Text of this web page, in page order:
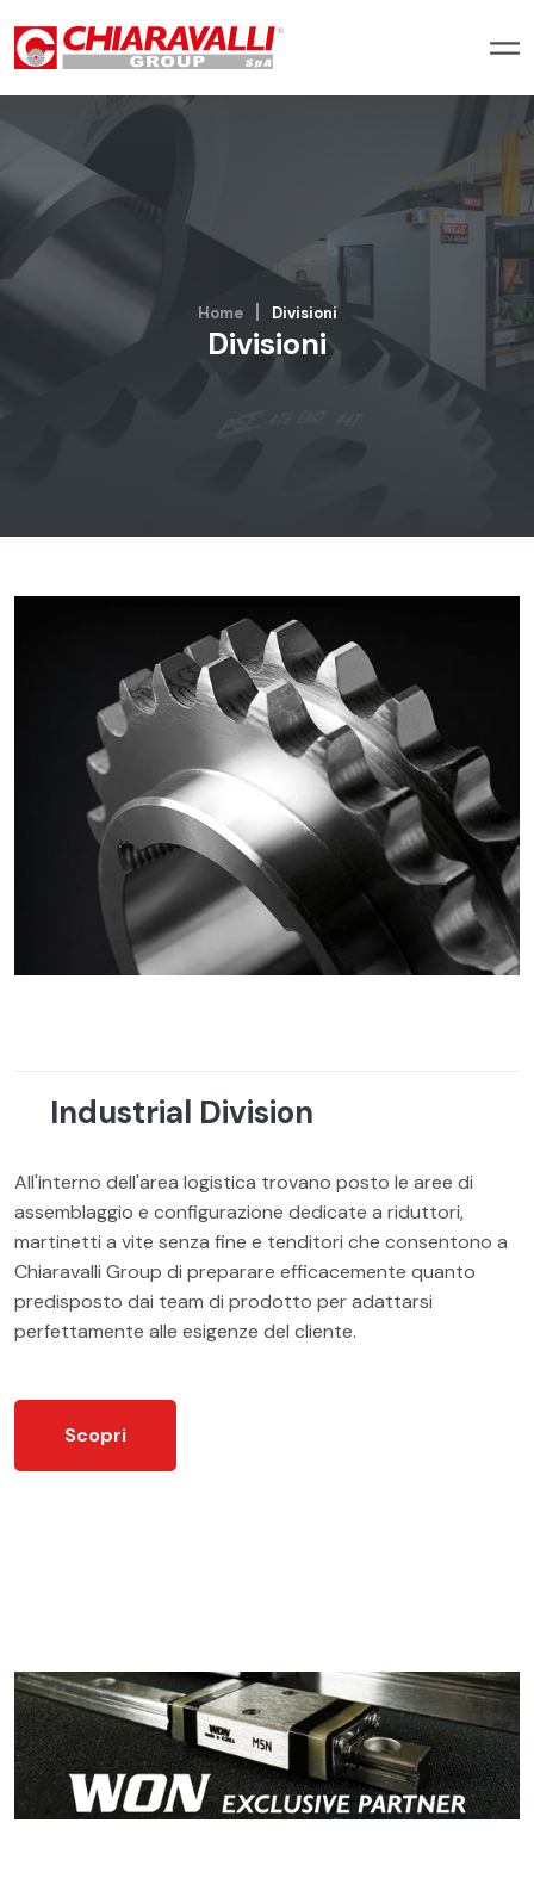
Home Divisioni
Divisioni
Industrial Division
All'interno dell'area logistica trovano posto le aree di
assemblaggio e configurazione dedicate a riduttori,
martinetti a vite senza fine e tenditori che consentono a
Chiaravalli Group di preparare efficacemente quanto
predisposto dai team di prodotto per adattarsi
perfettamente alle esigenze del cliente.
Scopri